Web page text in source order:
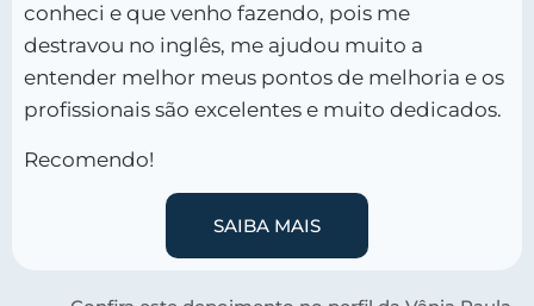
conheci e que venho fazendo, pois me
destravou no inglês, me ajudou muito a
entender melhor meus pontos de melhoria e os
profissionais são excelentes e muito dedicados.
Recomendo!
SAIBA MAIS